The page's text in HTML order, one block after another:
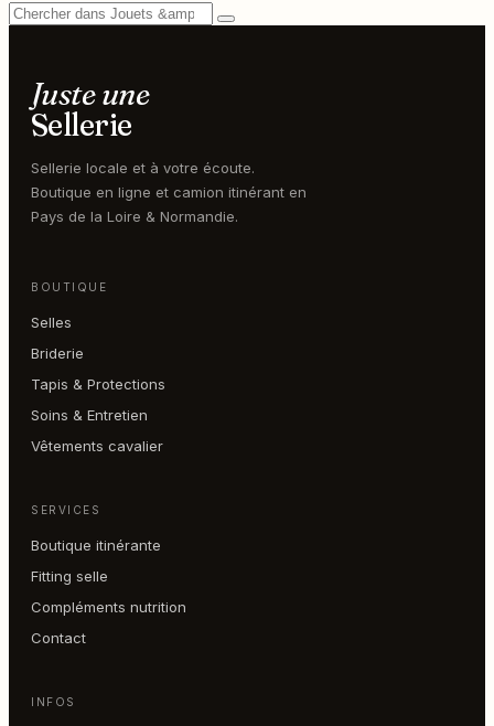
Juste une
Sellerie
Sellerie locale et à votre écoute.
Boutique en ligne et camion itinérant en
Pays de la Loire & Normandie.
BOUTIQUE
Selles
Briderie
Tapis & Protections
Soins & Entretien
Vêtements cavalier
SERVICES
Boutique itinérante
Fitting selle
Compléments nutrition
Contact
INFOS